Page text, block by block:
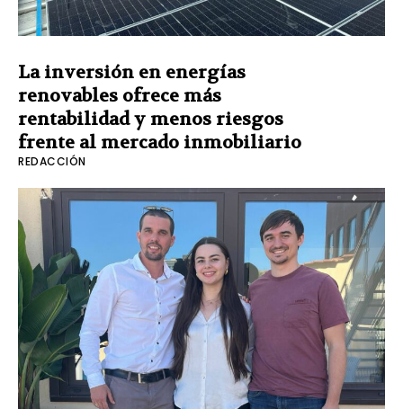
La inversión en energías
renovables ofrece más
rentabilidad y menos riesgos
frente al mercado inmobiliario
REDACCIÓN